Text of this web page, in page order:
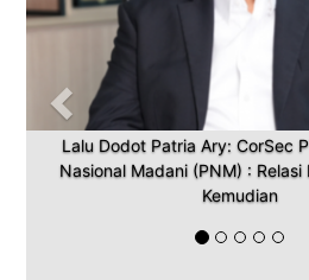
Lalu Dodot Patria Ary: CorSec
Nasional Madani (PNM) : Relasi
Kemudian